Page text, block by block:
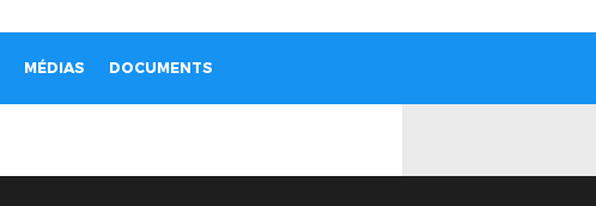
MÉDIAS DOCUMENTS